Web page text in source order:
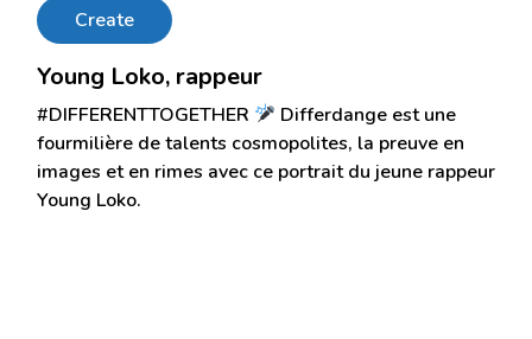
Create
Young Loko, rappeur
#DIFFERENTTOGETHER
Differdange est une
fourmilière de talents cosmopolites, la preuve en
images et en rimes avec ce portrait du jeune rappeur
Young Loko.